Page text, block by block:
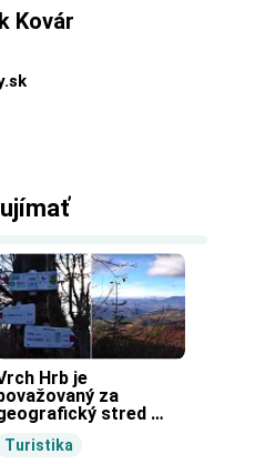
Kovár
Turistika
Hrb je
za
stred